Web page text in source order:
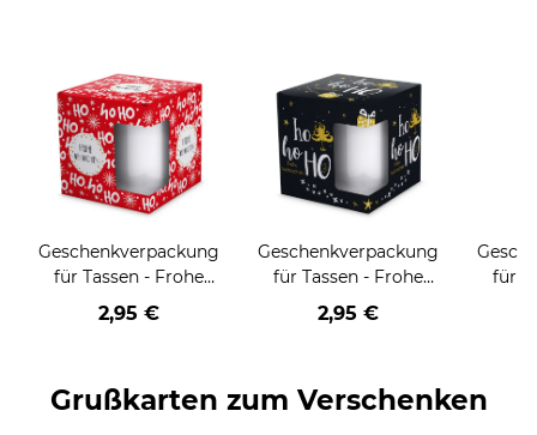
Geschenkverpackung
für Tassen - Frohe
Weihnachten - HO
HO HO - rot
2,95 €
Geschenkverpackung
für Tassen - Frohe
Weihnachten - HO
HO HO - schwarz
2,95 €
für
Grußkarten zum Verschenken